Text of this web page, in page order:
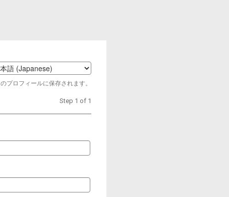
プロフィールに保存されます。
Step 1 of 1